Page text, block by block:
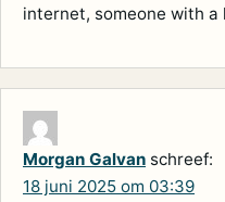
internet, someone with
Morgan Galvan schreef:
18 juni 2025 om 03:39